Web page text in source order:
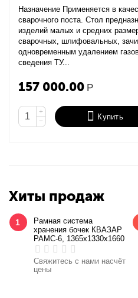
Назначение Применяется в
сварочного поста. Стол
изделий малых и средних
сварочных, шлифовальных,
одновременным удалением
сведения ТУ...
157 000.00 Р
+
−
Купить
Хиты продаж
1
Рамная система
хранения бочек КВАЗАР
РАМС-6, 1365х1330х1660
Свяжитесь с нами насчёт
цены